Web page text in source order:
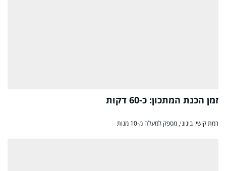
זמן הכנת המתכון: כ-60 דקות
רמת קושי: בינוני, מספק למעלה מ-10 מנות